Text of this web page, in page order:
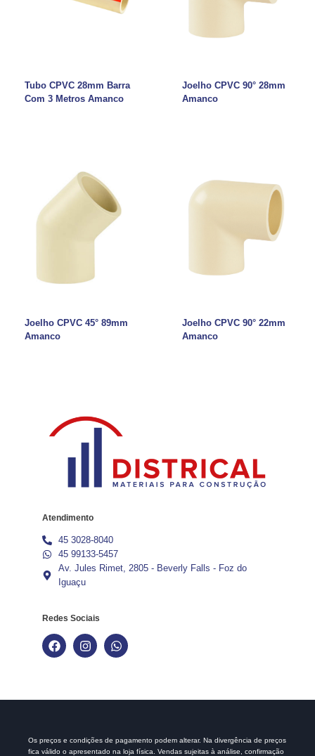
Tubo CPVC 28mm Barra
Com 3 Metros Amanco
Joelho CPVC 90° 28mm
Amanco
Joelho CPVC 45° 89mm
Amanco
Joelho CPVC 90° 22mm
Amanco
Atendimento
45 3028-8040
45 99133-5457
Av. Jules Rimet, 2805 - Beverly Falls - Foz do
Iguaçu
Redes Sociais
Os preços e condições de pagamento podem alterar. Na divergência de preços
fica válido o apresentado na loja física. Vendas sujeitas à análise, confirmação